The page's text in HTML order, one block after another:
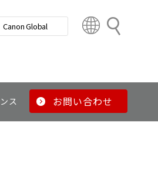
検
Canon Global
t
y
ス お問い合わせ